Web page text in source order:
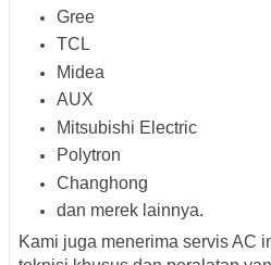
Gree
TCL
Midea
AUX
Mitsubishi Electric
Polytron
Changhong
dan merek lainnya.
Kami juga menerima servis AC